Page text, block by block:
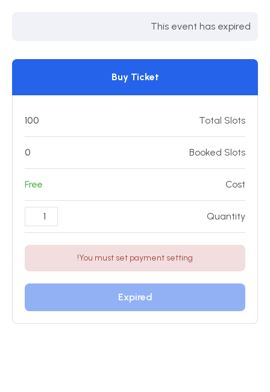
This event has expired
Buy Ticket
Total Slots
100
Booked Slots
0
Cost
Free
Quantity
You must set payment setting!
Expired